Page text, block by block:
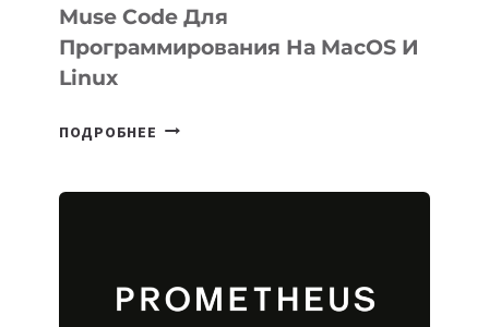
Muse Code Для
Программирования На MacOS И
Linux
ПОДРОБНЕЕ META
ДЛЯ
ПРОГРАММИРОВАНИЯ